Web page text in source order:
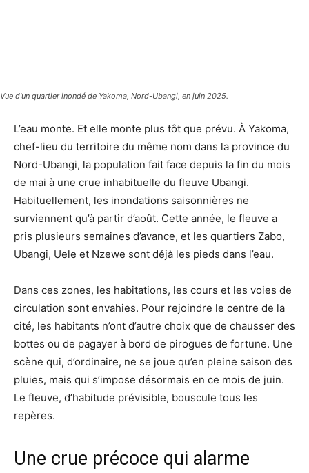
Vue d'un quartier inondé de Yakoma, Nord-Ubangi, en juin 2025.
L’eau monte. Et elle monte plus tôt que prévu. À Yakoma,
chef-lieu du territoire du même nom dans la province du
Nord-Ubangi, la population fait face depuis la fin du mois
de mai à une crue inhabituelle du fleuve Ubangi.
Habituellement, les inondations saisonnières ne
surviennent qu’à partir d’août. Cette année, le fleuve a
pris plusieurs semaines d’avance, et les quartiers Zabo,
Ubangi, Uele et Nzewe sont déjà les pieds dans l’eau.
Dans ces zones, les habitations, les cours et les voies de
circulation sont envahies. Pour rejoindre le centre de la
cité, les habitants n’ont d’autre choix que de chausser des
bottes ou de pagayer à bord de pirogues de fortune. Une
scène qui, d’ordinaire, ne se joue qu’en pleine saison des
pluies, mais qui s’impose désormais en ce mois de juin.
Le fleuve, d’habitude prévisible, bouscule tous les
repères.
Une crue précoce qui alarme